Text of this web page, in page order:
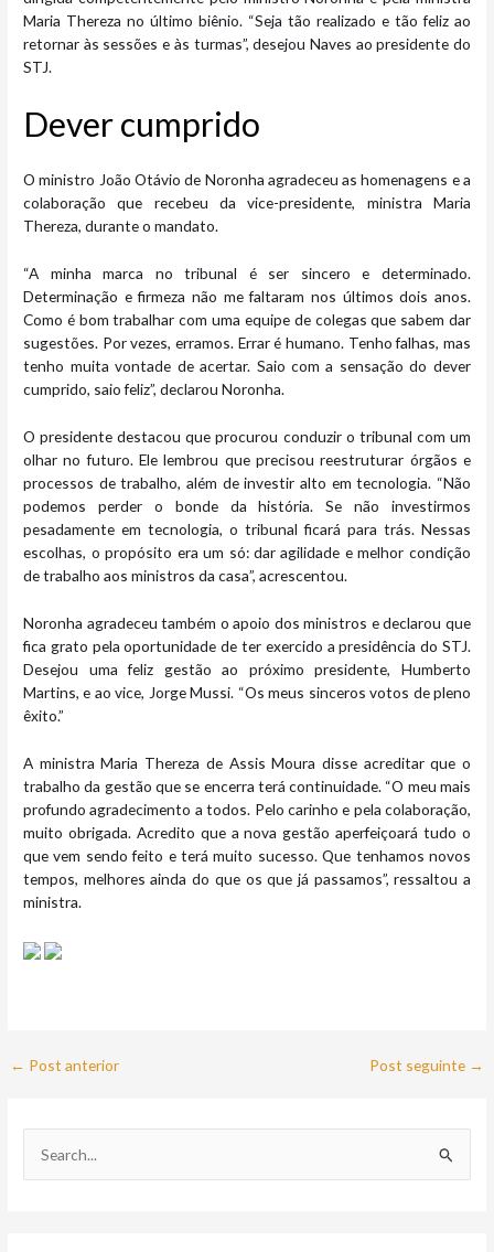
Maria Thereza no último biênio. “Seja tão realizado e tão feliz ao
retornar às sessões e às turmas”, desejou Naves ao presidente do
STJ.
Dever cum​​prido
O ministro João Otávio de Noronha agradeceu as homenagens e a
colaboração que recebeu da vice-presidente, ministra Maria
Thereza, durante o mandato.
“A minha marca no tribunal é ser sincero e determinado.
Determinação e firmeza não me faltaram nos últimos dois anos.
Como é bom trabalhar com uma equipe de colegas que sabem dar
sugestões. Por vezes, erramos. Errar é humano. Tenho falhas, mas
tenho muita vontade de acertar. Saio com a sensação do dever
cumprido, saio feliz”, declarou Noronha.
O presidente destacou que procurou conduzir o tribunal com um
olhar no futuro. Ele lembrou que precisou reestruturar órgãos e
processos de trabalho, além de investir alto em tecnologia. “Não
podemos perder o bonde da história. Se não investirmos
pesadamente em tecnologia, o tribunal ficará para trás. Nessas
escolhas, o propósito era um só: dar agilidade e melhor condição
de trabalho aos ministros da casa”, acrescentou.
Noronha agradeceu também o apoio dos ministros e declarou que
fica grato pela oportunidade de ter exercido a presidência do STJ.
Desejou uma feliz gestão ao próximo presidente, Humberto
Martins, e ao vice, Jorge Mussi. “Os meus sinceros votos de pleno
êxito.”
A ministra Maria Thereza de Assis Moura disse acreditar que o
trabalho da gestão que se encerra terá continuidade. “O meu mais
profundo agradecimento a todos. Pelo carinho e pela colaboração,
muito obrigada. Acredito que a nova gestão aperfeiçoará tudo o
que vem sendo feito e terá muito sucesso. Que tenhamos novos
tempos, melhores ainda do que os que já passamos”, ressaltou a
ministra.
← Post anterior Post seguinte →